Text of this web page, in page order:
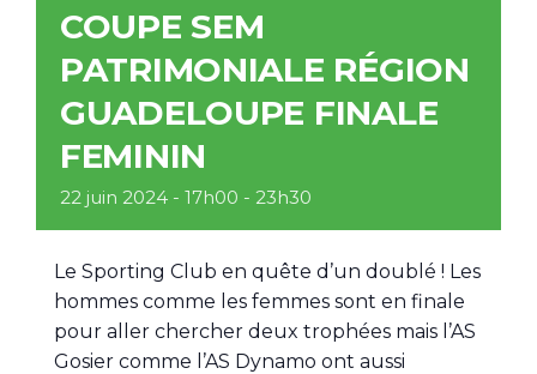
COUPE SEM
PATRIMONIALE RÉGION
GUADELOUPE FINALE
FEMININ
22 juin 2024 - 17h00 - 23h30
Le Sporting Club en quête d’un doublé ! Les
hommes comme les femmes sont en finale
pour aller chercher deux trophées mais l’AS
Gosier comme l’AS Dynamo ont aussi